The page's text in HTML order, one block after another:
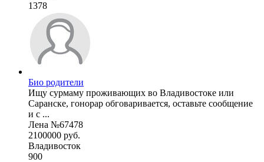
1378
Био родители
Ищу сурмаму проживающих во Владивостоке или
Саранске, гонорар обговаривается, оставьте сообщение
и с ...
Лена №67478
2100000 руб.
Владивосток
900